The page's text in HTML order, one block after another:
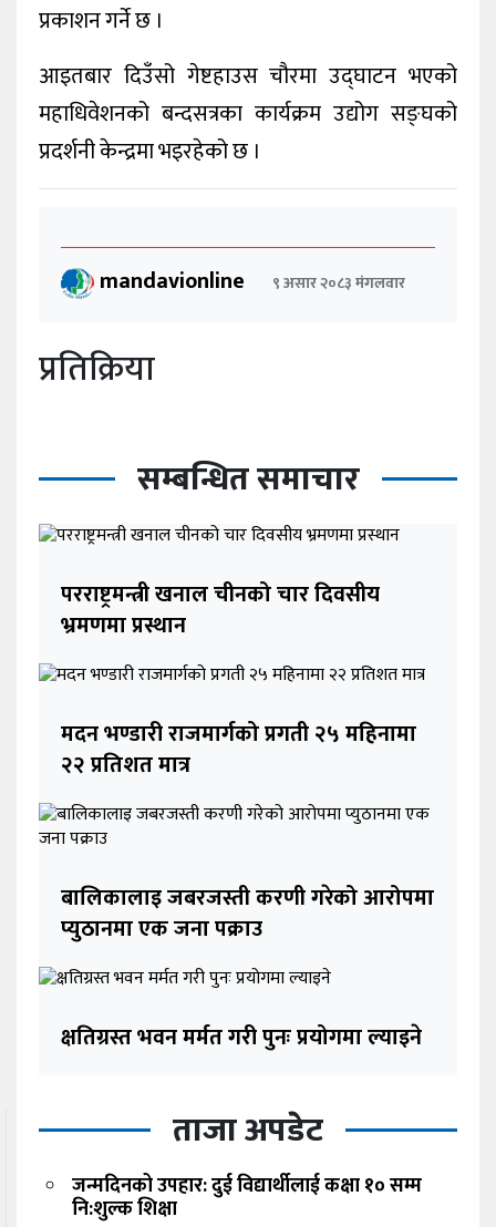
प्रकाशन गर्ने छ ।
आइतबार दिउँसो गेष्टहाउस चौरमा उद्घाटन भएको
महाधिवेशनको बन्दसत्रका कार्यक्रम उद्योग सङ्घको
प्रदर्शनी केन्द्रमा भइरहेको छ ।
mandavionline ९ असार २०८३ मंगलवार
प्रतिक्रिया
सम्बन्धित समाचार
परराष्ट्रमन्त्री खनाल चीनको चार दिवसीय
भ्रमणमा प्रस्थान
मदन भण्डारी राजमार्गको प्रगती २५ महिनामा
२२ प्रतिशत मात्र
बालिकालाइ जबरजस्ती करणी गरेको आरोपमा
प्युठानमा एक जना पक्राउ
क्षतिग्रस्त भवन मर्मत गरी पुनः प्रयोगमा ल्याइने
ताजा अपडेट
जन्मदिनको उपहार: दुई विद्यार्थीलाई कक्षा १० सम्म
नि:शुल्क शिक्षा